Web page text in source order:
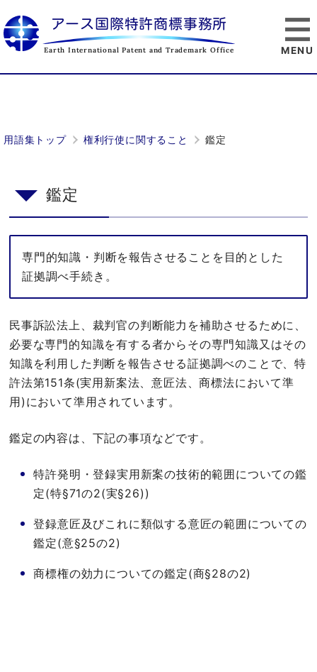
アース国際特許商標事務所
Earth International Patent and Trademark Office
用語集トップ 権利行使に関すること 鑑定
鑑定
専門的知識・判断を報告させることを目的とした
証拠調べ手続き。
民事訴訟法上、裁判官の判断能力を補助させるために、
必要な専門的知識を有する者からその専門知識又はその
知識を利用した判断を報告させる証拠調べのことで、特
許法第151条(実用新案法、意匠法、商標法において準
用)において準用されています。
鑑定の内容は、下記の事項などです。
特許発明・登録実用新案の技術的範囲についての鑑
定(特§71の2(実§26))
登録意匠及びこれに類似する意匠の範囲についての
鑑定(意§25の2)
商標権の効力についての鑑定(商§28の2)